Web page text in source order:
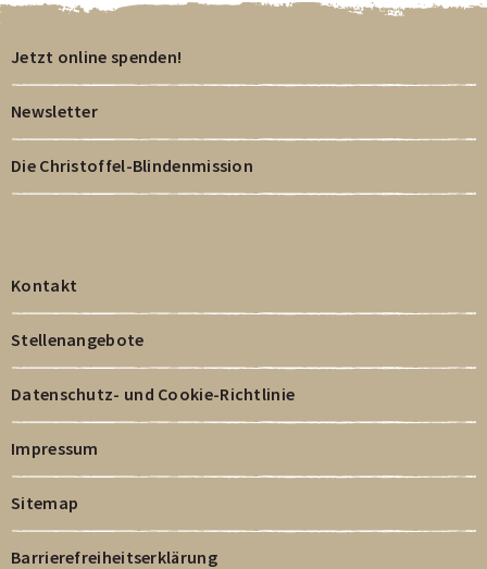
Jetzt online spenden!
Newsletter
Die Christoffel-Blindenmission
Kontakt
Stellenangebote
Datenschutz- und Cookie-Richtlinie
Impressum
Sitemap
Barrierefreiheitserklärung